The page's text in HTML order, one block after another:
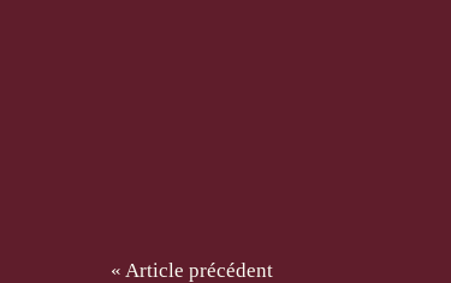
« Article précédent